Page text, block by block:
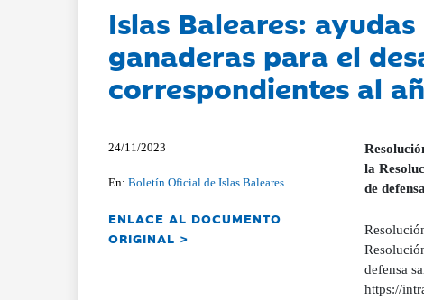
Islas Baleares:
ganaderas para el
correspondientes al
24/11/2023
En:Boletín Oficial de Islas Baleares
ENLACE AL DOCUMENTO
ORIGINAL >
la
de
defensa
https://